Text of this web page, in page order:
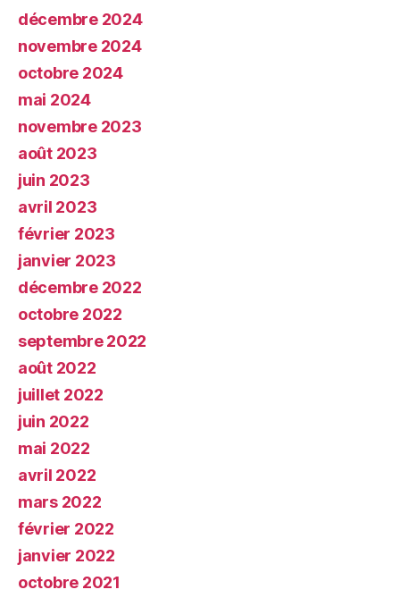
décembre 2024
novembre 2024
octobre 2024
mai 2024
novembre 2023
août 2023
juin 2023
avril 2023
février 2023
janvier 2023
décembre 2022
octobre 2022
septembre 2022
août 2022
juillet 2022
juin 2022
mai 2022
avril 2022
mars 2022
février 2022
janvier 2022
octobre 2021